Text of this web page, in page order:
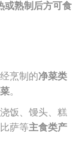
或熟制 后方可食
烹制的净菜类
。
饭、馒头、糕
萨等主食类产